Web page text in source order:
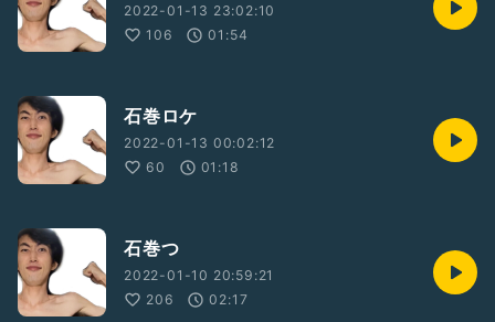
2022-01-13 23:02:10
106
01:54
石巻ロケ
2022-01-13 00:02:12
60
01:18
石巻つ
2022-01-10 20:59:21
206
02:17